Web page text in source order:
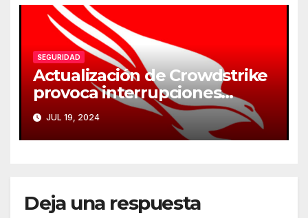
SEGURIDAD
Actualización de Crowdstrike
provoca interrupciones
masivas en servicios críticos
JUL 19, 2024
Deja una respuesta